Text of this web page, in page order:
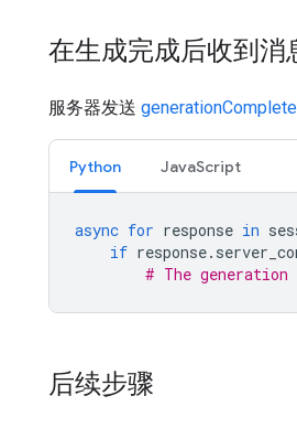
在生成完成后收到消
服务器发送 generationComplete
Python JavaScript
async for response in
if response.
# The
后续步骤